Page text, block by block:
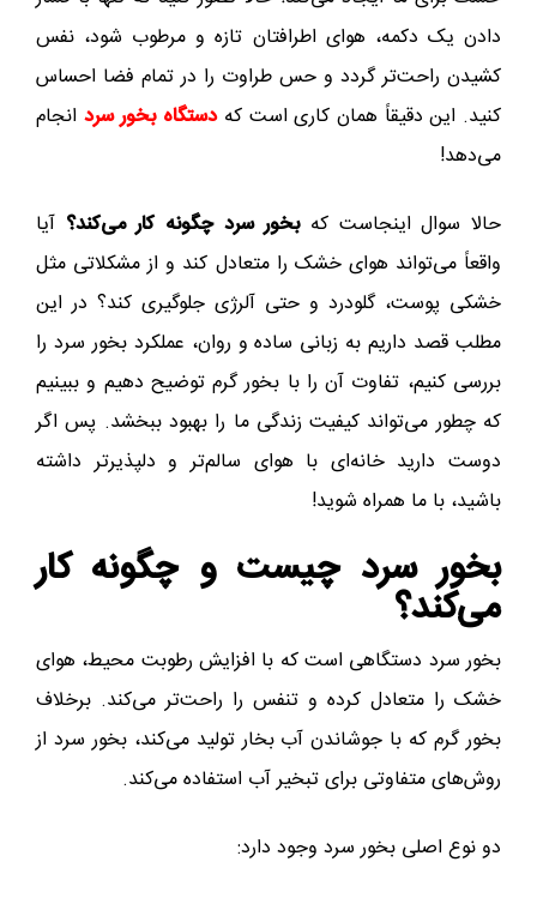
دادن یک دکمه، هوای اطرافتان تازه و مرطوب شود، نفس
کشیدن راحت‌تر گردد و حس طراوت را در تمام فضا احساس
کنید. این دقیقاً همان کاری است کهدستگاهبخور سرد انجام
می‌دهد!
حالا سوال اینجاست کهبخور سرد چگونه کار می‌کند؟ آیا
واقعاً می‌تواند هوای خشک را متعادل کند و از مشکلاتی مثل
خشکی پوست، گلودرد و حتی آلرژی جلوگیری کند؟ در این
مطلب قصد داریم به زبانی ساده و روان، عملکرد بخور سرد را
بررسی کنیم، تفاوت آن را با بخور گرم توضیح دهیم و ببینیم
که چطور می‌تواند کیفیت زندگی ما را بهبود ببخشد. پس اگر
دوست دارید خانه‌ای با هوای سالم‌تر و دلپذیرتر داشته
باشید، با ما همراه شوید!
بخور سرد چیست و چگونه کار
می‌کند؟
بخور سرد دستگاهی است که با افزایش رطوبت محیط، هوای
خشک را متعادل کرده و تنفس را راحت‌تر می‌کند. برخلاف
بخور گرم که با جوشاندن آب بخار تولید می‌کند، بخور سرد از
روش‌های متفاوتی برای تبخیر آب استفاده می‌کند.
دو نوع اصلی بخور سرد وجود دارد: